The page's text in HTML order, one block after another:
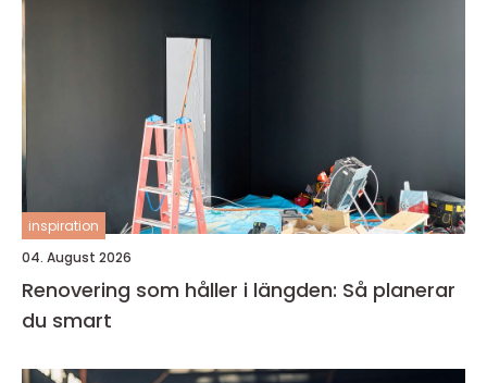
inspiration
04. August 2026
Renovering som håller i längden: Så planerar
du smart